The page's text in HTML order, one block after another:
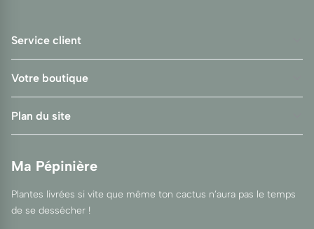
Service client
Votre boutique
Plan du site
Ma Pépinière
Plantes livrées si vite que même ton cactus n’aura pas le temps
de se dessécher !